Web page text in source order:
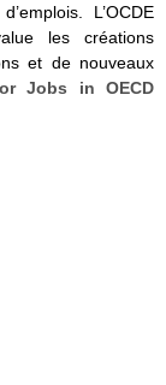
L’OCDE
les créations
et de nouveaux
Jobs in OECD